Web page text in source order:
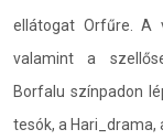
ellátogat Orfűre. A
valamint a
Borfalu színpadon
tesók, a Hari_drama,